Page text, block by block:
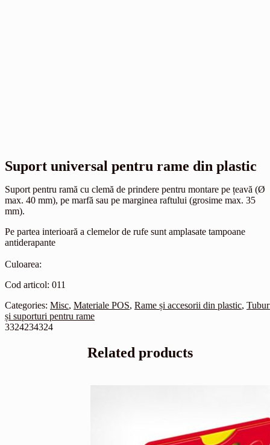
Suport universal pentru rame din plastic
Suport pentru ramă cu clemă de prindere pentru montare pe țeavă (Ø
max. 40 mm), pe marfă sau pe marginea raftului (grosime max. 35
mm).
Pe partea interioară a clemelor de rufe sunt amplasate tampoane
antiderapante
Culoarea:
Cod articol: 011
Categories: Misc, Materiale POS, Rame și accesorii din plastic,
și suporturi pentru rame
3324234324
Related products